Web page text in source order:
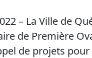
– La Ville de
de Première
de projets